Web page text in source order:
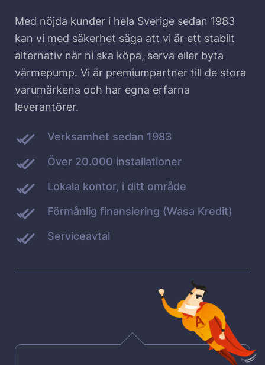
Med nöjda kunder i hela Sverige sedan 1983
kan vi med säkerhet säga att vi är ett stabilt
alternativ när ni ska köpa, serva eller byta
värmepump. Vi är premiumpartner till de stora
varumärkena och har egna erfarna
leverantörer.
Verksamhet sedan 1983
Över 20.000 installationer
Lokala kontor, i ditt område
Förmånlig finansiering (Wasa Kredit)
Serviceavtal